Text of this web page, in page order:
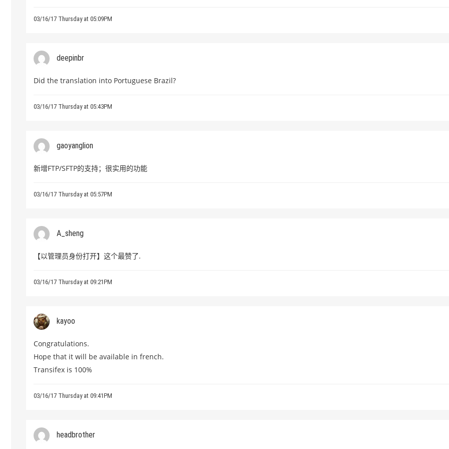
03/16/17 Thursday at 05:09PM
deepinbr
Did the translation into Portuguese Brazil?
03/16/17 Thursday at 05:43PM
gaoyanglion
新增FTP/SFTP的支持；很实用的功能
03/16/17 Thursday at 05:57PM
A_sheng
【以管理员身份打开】这个最赞了.
03/16/17 Thursday at 09:21PM
kayoo
Congratulations.
Hope that it will be available in french.
Transifex is 100%
03/16/17 Thursday at 09:41PM
headbrother